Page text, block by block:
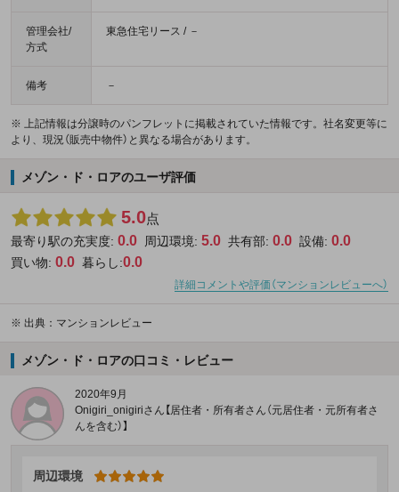
管理会社/
方式
東急住宅リース / －
備考 －
※ 上記情報は分譲時のパンフレットに掲載されていた情報です。社名変更等に
より、現況（販売中物件）と異なる場合があります。
メゾン・ド・ロアのユーザ評価
5.0点
最寄り駅の充実度: 0.0 周辺環境: 5.0 共有部: 0.0 設備: 0.0
買い物: 0.0 暮らし:0.0
詳細コメントや評価（マンションレビューへ）
※ 出典：マンションレビュー
メゾン・ド・ロアの口コミ・レビュー
2020年9月
Onigiri_onigiriさん【居住者・所有者さん（元居住者・元所有者さ
んを含む）】
周辺環境